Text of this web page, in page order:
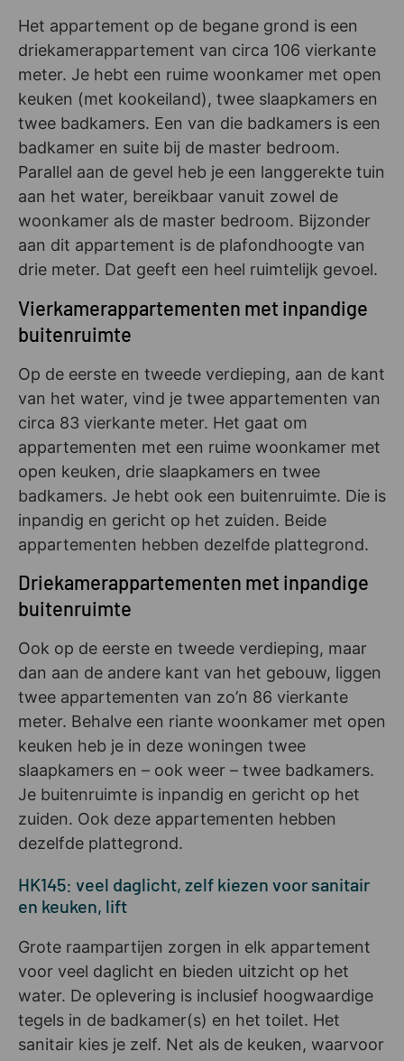
Het appartement op de begane grond is een
driekamerappartement van circa 106 vierkante
meter. Je hebt een ruime woonkamer met open
keuken (met kookeiland), twee slaapkamers en
twee badkamers. Een van die badkamers is een
badkamer en suite bij de master bedroom.
Parallel aan de gevel heb je een langgerekte tuin
aan het water, bereikbaar vanuit zowel de
woonkamer als de master bedroom. Bijzonder
aan dit appartement is de plafondhoogte van
drie meter. Dat geeft een heel ruimtelijk gevoel.
Vierkamerappartementen met inpandige
buitenruimte
Op de eerste en tweede verdieping, aan de kant
van het water, vind je twee appartementen van
circa 83 vierkante meter. Het gaat om
appartementen met een ruime woonkamer met
open keuken, drie slaapkamers en twee
badkamers. Je hebt ook een buitenruimte. Die is
inpandig en gericht op het zuiden. Beide
appartementen hebben dezelfde plattegrond.
Driekamerappartementen met inpandige
buitenruimte
Ook op de eerste en tweede verdieping, maar
dan aan de andere kant van het gebouw, liggen
twee appartementen van zo’n 86 vierkante
meter. Behalve een riante woonkamer met open
keuken heb je in deze woningen twee
slaapkamers en – ook weer – twee badkamers.
Je buitenruimte is inpandig en gericht op het
zuiden. Ook deze appartementen hebben
dezelfde plattegrond.
HK145: veel daglicht, zelf kiezen voor sanitair
en keuken, lift
Grote raampartijen zorgen in elk appartement
voor veel daglicht en bieden uitzicht op het
water. De oplevering is inclusief hoogwaardige
tegels in de badkamer(s) en het toilet. Het
sanitair kies je zelf. Net als de keuken, waarvoor